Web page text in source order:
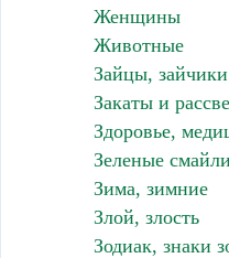
Женщины
Животные
Зайцы, зайчики
Закаты и
Здоровье,
Зеленые
Зима, зимние
Злой, злость
Зодиак, знаки